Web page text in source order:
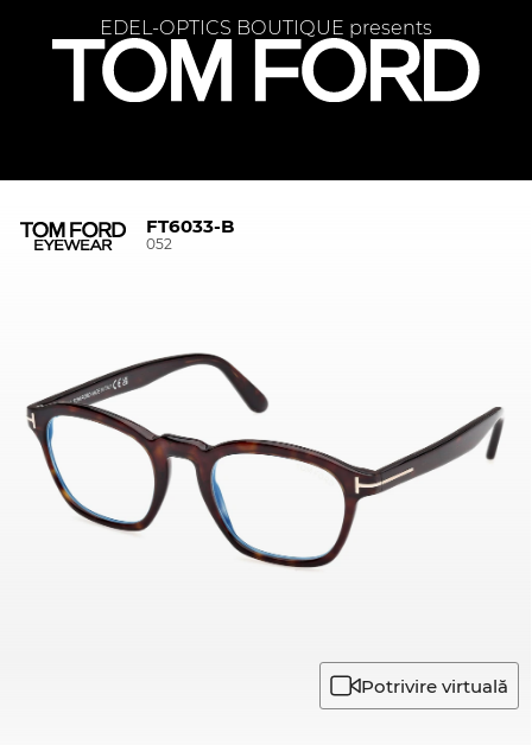
EDEL-OPTICS BOUTIQUE presents
FT6033-B
052
Potrivire virtuală